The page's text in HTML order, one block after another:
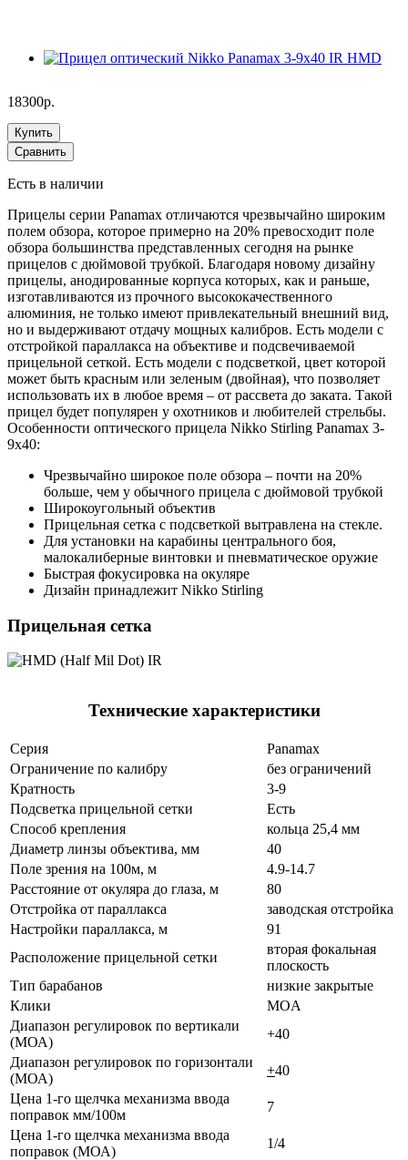
18300р.
Купить
Сравнить
Есть в наличии
Прицелы серии Panamax отличаются чрезвычайно широким
полем обзора, которое примерно на 20% превосходит поле
обзора большинства представленных сегодня на рынке
прицелов с дюймовой трубкой. Благодаря новому дизайну
прицелы, анодированные корпуса которых, как и раньше,
изготавливаются из прочного высококачественного
алюминия, не только имеют привлекательный внешний вид,
но и выдерживают отдачу мощных калибров. Есть модели с
отстройкой параллакса на объективе и подсвечиваемой
прицельной сеткой. Есть модели с подсветкой, цвет которой
может быть красным или зеленым (двойная), что позволяет
использовать их в любое время – от рассвета до заката. Такой
прицел будет популярен у охотников и любителей стрельбы.
Особенности оптического прицела Nikko Stirling Panamax 3-
9x40:
Чрезвычайно широкое поле обзора – почти на 20%
больше, чем у обычного прицела с дюймовой трубкой
Широкоугольный объектив
Прицельная сетка с подсветкой вытравлена на стекле.
Для установки на карабины центрального боя,
малокалиберные винтовки и пневматическое оружие
Быстрая фокусировка на окуляре
Дизайн принадлежит Nikko Stirling
Прицельная сетка
Технические характеристики
Серия
Panamax
Ограничение по калибру
без ограничений
Кратность
3-9
Подсветка прицельной сетки
Есть
Способ крепления
кольца 25,4 мм
Диаметр линзы объектива, мм
40
Поле зрения на 100м, м
4.9-14.7
Расстояние от окуляра до глаза, м
80
Отстройка от параллакса
заводская отстройка
Настройки параллакса, м
91
Расположение прицельной сетки
вторая фокальная
плоскость
Тип барабанов
низкие закрытые
Клики
MOA
Диапазон регулировок по вертикали
(МОА)
+40
Диапазон регулировок по горизонтали
(МОА)
+40
Цена 1-го щелчка механизма ввода
поправок мм/100м
7
Цена 1-го щелчка механизма ввода
поправок (МОА)
1/4